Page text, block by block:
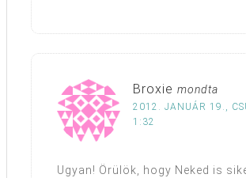
Broxie mondta
2012. JANUÁR 19.,
1:32
Ugyan! Örülök, hogy Neked is